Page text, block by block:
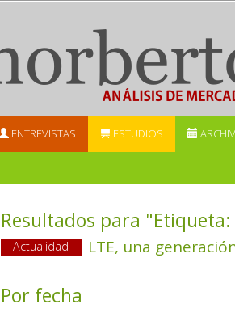
ENTREVISTAS ESTUDIOS
Resultados para "Etiqueta:
Actualidad LTE, una
Por fecha